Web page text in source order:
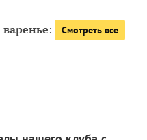
: Смотреть все